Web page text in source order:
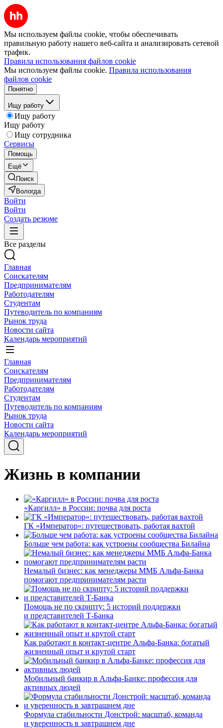
Мы используем файлы cookie, чтобы обеспечивать
правильную работу нашего веб-сайта и анализировать сетевой
трафик.
Правила использования файлов cookie
Мы используем файлы cookie. Правила использования
файлов cookie
Понятно
Ищу работу
Ищу работу
Ищу работу
Ищу сотрудника
Сервисы
Помощь
Ещё
Поиск
Вологда
Войти
Войти
Создать резюме
Все разделы
Главная
Соискателям
Предпринимателям
Работодателям
Студентам
Путеводитель по компаниям
Рынок труда
Новости сайта
Календарь мероприятий
Главная
Соискателям
Предпринимателям
Работодателям
Студентам
Путеводитель по компаниям
Рынок труда
Новости сайта
Календарь мероприятий
Жизнь в компании
«Каргилл» в России: почва для роста
ГК «Император»: путешествовать, работая вахтой
Больше чем работа: как устроены сообщества Билайна
Немалый бизнес: как менеджеры ММБ Альфа-Банка
помогают предпринимателям расти
Помощь не по скрипту: 5 историй поддержки
и представителей Т-Банка
Как работают в контакт-центре Альфа-Банка: богатый
жизненный опыт и крутой старт
Мобильный банкир в Альфа-Банке: профессия для
активных людей
Формула стабильности Донстрой: масштаб, команда
и уверенность в завтрашнем дне